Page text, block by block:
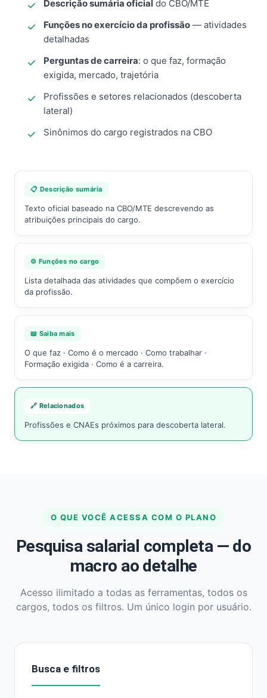
Descrição sumária oficial do CBO/MTE
Funções no exercício da profissão — atividades
detalhadas
Perguntas de carreira: o que faz, formação
exigida, mercado, trajetória
Profissões e setores relacionados (descoberta
lateral)
Sinônimos do cargo registrados na CBO
📋 Descrição sumária
Texto oficial baseado na CBO/MTE descrevendo as
atribuições principais do cargo.
⚙️ Funções no cargo
Lista detalhada das atividades que compõem o exercício
da profissão.
📖 Saiba mais
O que faz · Como é o mercado · Como trabalhar ·
Formação exigida · Como é a carreira.
🔗 Relacionados
Profissões e CNAEs próximos para descoberta lateral.
O QUE VOCÊ ACESSA COM O PLANO
Pesquisa salarial completa — do
macro ao detalhe
Acesso ilimitado a todas as ferramentas, todos os
cargos, todos os filtros. Um único login por usuário.
Busca e filtros